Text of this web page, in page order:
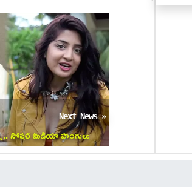
Next News »
సోషల్ మీడియా హంగులు
ఇచ్చిన మాట నిలబెట్టుకోండి!